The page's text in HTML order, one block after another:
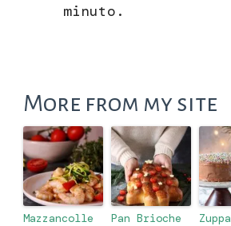
minuto.
More from my site
Mazzancolle
Pan Brioche
Zuppa